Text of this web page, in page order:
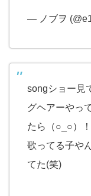
— ノブヲ
songショー見
グヘアーやっ
たら（○_○）
歌ってる子や
てた(笑)